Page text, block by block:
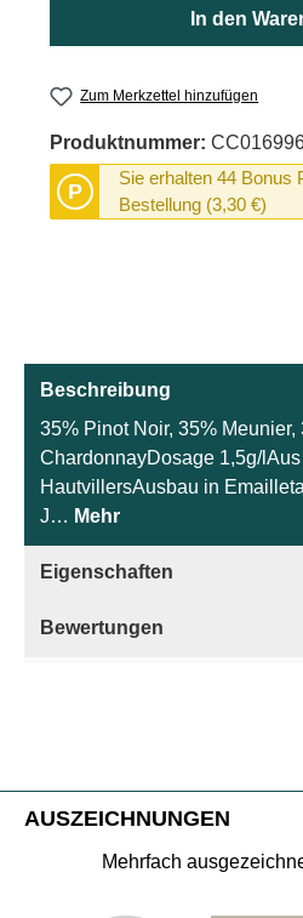
In den
Zum Merkzettel hinzufügen
Produktnummer:
P
Sie erhalten 44 Bonus
Bestellung (3,30 €)
Beschreibung
35% Pinot Noir, 35% Meunier,
ChardonnayDosage 1,5g/
HautvillersAusbau in
J… Mehr
Eigenschaften
Bewertungen
AUSZEICHNUNGEN
Mehrfach